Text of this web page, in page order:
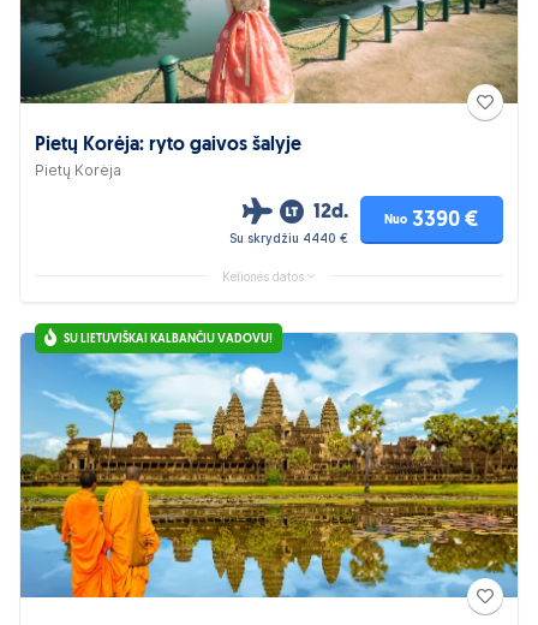
Pietų Korėja: ryto gaivos šalyje
Pietų Korėja
12d.
Su skrydžiu 4440 €
Nuo 3390 €
Kelionės datos
SU LIETUVIŠKAI KALBANČIU VADOVU!